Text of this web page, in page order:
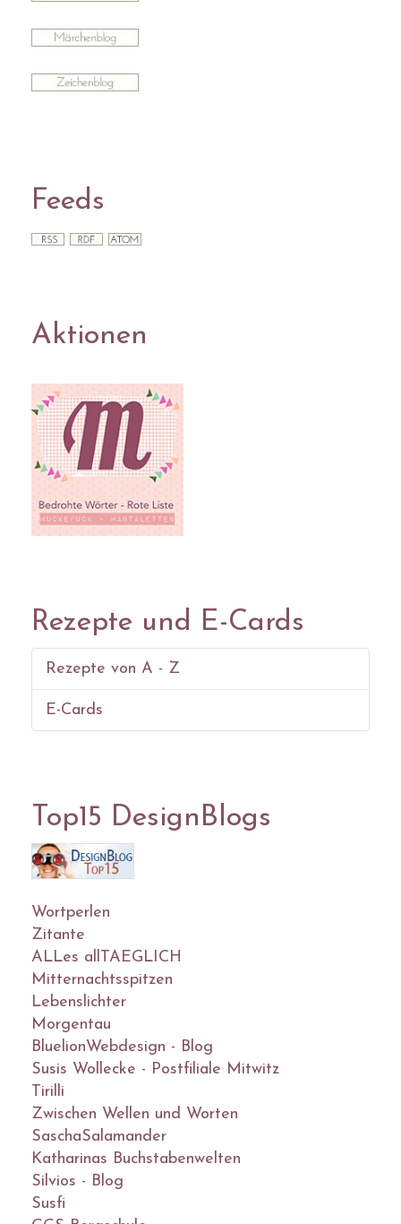
Feeds
Aktionen
Rezepte und E-Cards
Rezepte von A - Z
E-Cards
Top15 DesignBlogs
Wortperlen
Zitante
ALLes allTAEGLICH
Mitternachtsspitzen
Lebenslichter
Morgentau
BluelionWebdesign - Blog
Susis Wollecke - Postfiliale Mitwitz
Tirilli
Zwischen Wellen und Worten
SaschaSalamander
Katharinas Buchstabenwelten
Silvios - Blog
Susfi